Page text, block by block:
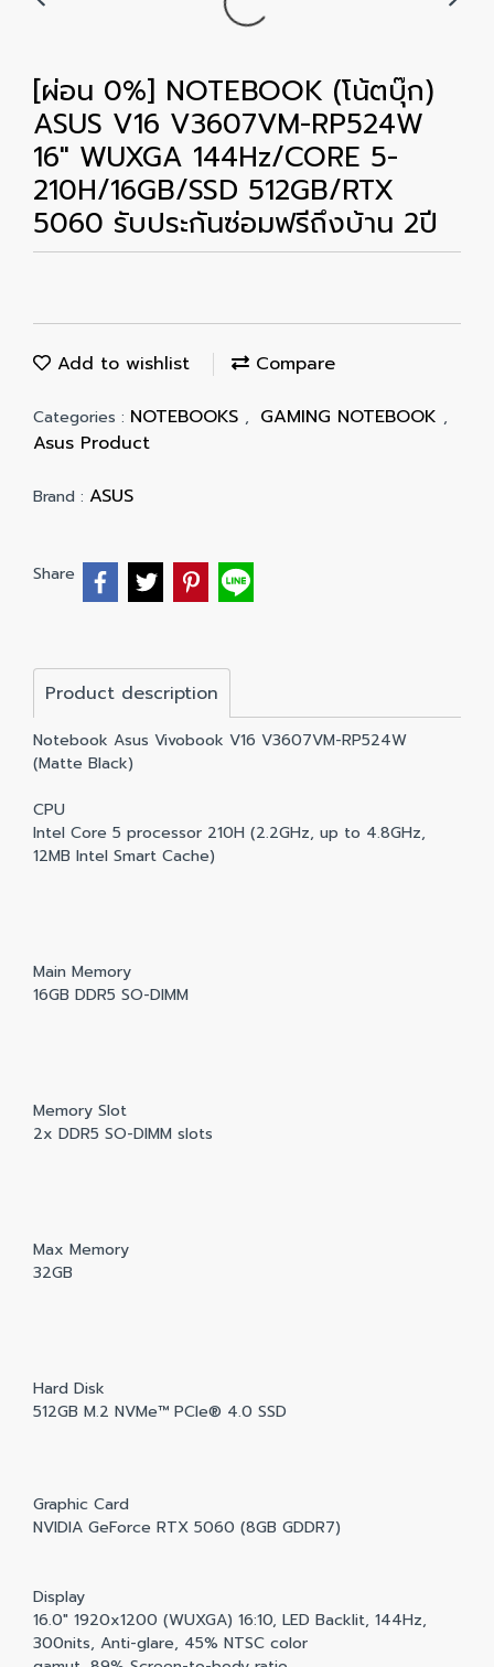
[ผ่อน 0%] NOTEBOOK (โน้ตบุ๊ก)
ASUS V16 V3607VM-RP524W
16" WUXGA 144Hz/CORE 5-
210H/16GB/SSD 512GB/RTX
5060 รับประกันซ่อมฟรีถึงบ้าน 2ปี
Add to wishlist Compare
Categories : NOTEBOOKS , GAMING NOTEBOOK ,
Asus Product
Brand : ASUS
Share
Product description
Notebook Asus Vivobook V16 V3607VM-RP524W
(Matte Black)
CPU
Intel Core 5 processor 210H (2.2GHz, up to 4.8GHz,
12MB Intel Smart Cache)
Main Memory
16GB DDR5 SO-DIMM
Memory Slot
2x DDR5 SO-DIMM slots
Max Memory
32GB
Hard Disk
512GB M.2 NVMe™ PCIe® 4.0 SSD
Graphic Card
NVIDIA GeForce RTX 5060 (8GB GDDR7)
Display
16.0" 1920x1200 (WUXGA) 16:10, LED Backlit, 144Hz,
300nits, Anti-glare, 45% NTSC color